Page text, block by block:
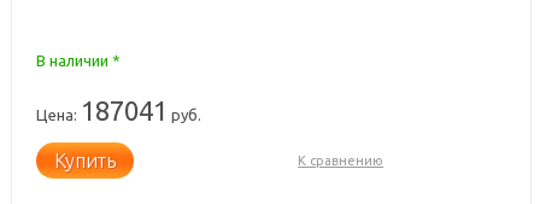
В наличии *
Цена: 187041 руб.
Купить К сравнению